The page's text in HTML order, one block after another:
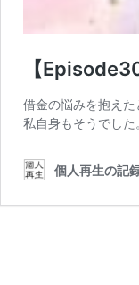
【
借金の悩みを抱え
私自身もそうでし
個人再生の記